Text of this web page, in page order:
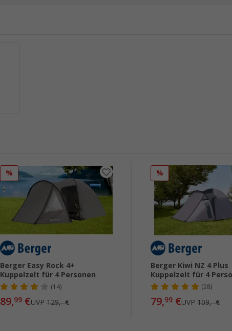
%
Berger Easy Rock 4+
Kuppelzelt für 4 Personen
(14)
89,99€UVP 129,- €
%
Berger Kiwi NZ 4 Plus
Kuppelzelt für 4
(28)
79,99 €UVP109,- €